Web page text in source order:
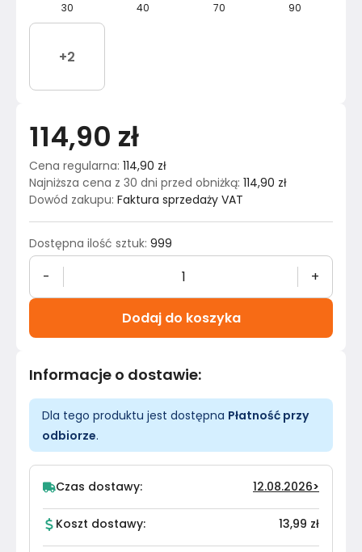
114,90 zł
Cena regularna: 114,90 zł
Najniższa cena z 30 dni przed obniżką: 114,90 zł
Dowód zakupu: Faktura sprzedaży VAT
Dostępna ilość sztuk: 999
- +
Dodaj do koszyka
30 40 70 90
+2
Informacje o dostawie:
Dla tego produktu jest dostępna Płatność przy
odbiorze.
Czas dostawy: 12.08.2026>
Koszt dostawy: 13,99 zł